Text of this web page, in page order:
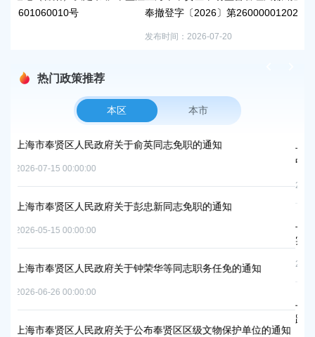
奉撤登字〔2026〕第26000001202603130010号
发布时间：2026-07-20
热门政策推荐
本区 本市
关于俞英同志免职的通知
关于彭忠新同志免职的通知
关于钟荣华等同志职务任免的通知
关于公布奉贤区区级文物保护单位的通知
上海市奉贤区人民政府办
中和及节能减排重点工作
2026-06-09 00:00:00
上海市奉贤区人民政府关
2026-07-10 00:00:00
上海市奉贤区人民政府关
路-规划二路）道路新建工